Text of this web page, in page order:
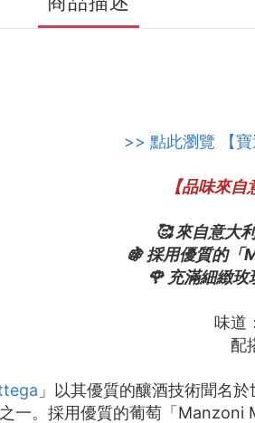
>> 點此瀏覽 【
【品味來
🥰 來自意大
🍇 採用優質的「
🌹 充滿細緻
味道
配
」以其優質的釀酒技術聞名
一。採用優質的葡萄「Manzoni